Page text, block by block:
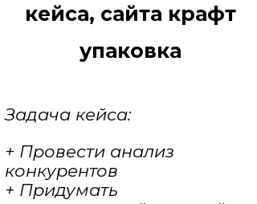
кейса, сайта крафт
упаковка
Задача кейса:
+ Провести анализ
конкурентов
+ Придумать